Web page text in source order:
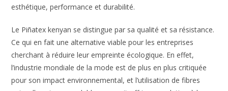
esthétique, performance et durabilité.
Le Piñatex kenyan se distingue par sa qualité et sa résistance.
Ce qui en fait une alternative viable pour les entreprises
cherchant à réduire leur empreinte écologique. En effet,
l’industrie mondiale de la mode est de plus en plus critiquée
pour son impact environnemental, et l’utilisation de fibres